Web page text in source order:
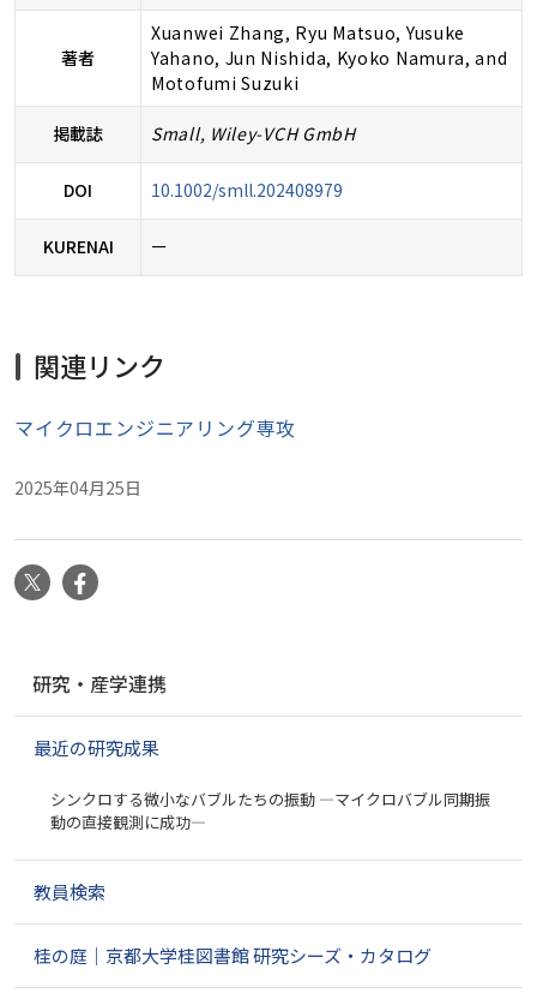
著者
Xuanwei Zhang, Ryu Matsuo, Yusuke
Yahano, Jun Nishida, Kyoko Namura, and
Motofumi Suzuki
掲載誌 Small, Wiley-VCH GmbH
DOI 10.1002/smll.202408979
KURENAI ー
関連リンク
マイクロエンジニアリング専攻
2025年04月25日
X
ゲ
研究・産学連携
最近の研究成果
シンクロする微小なバブルたちの振動 ―マイクロバブル同期振
動の直接観測に成功―
教員検索
桂の庭｜京都大学桂図書館 研究シーズ・カタログ